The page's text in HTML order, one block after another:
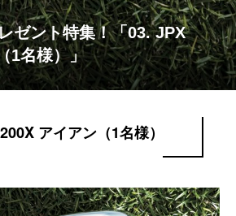
ゼント特集！「03. JPX
1名様）」
アイアン（1名様）